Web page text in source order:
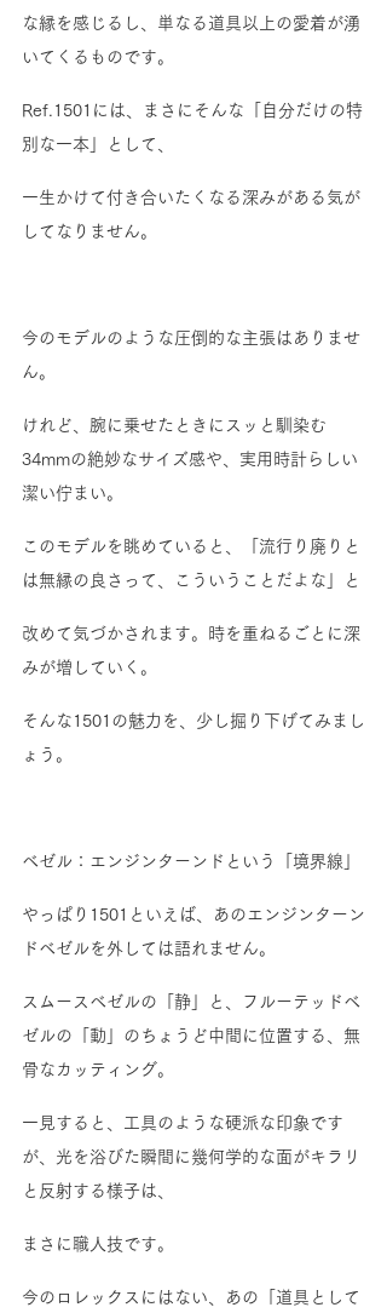
な縁を感じるし、単なる道具以上の愛着が湧
いてくるものです。
Ref.1501には、まさにそんな「自分だけの特
別な一本」として、
一生かけて付き合いたくなる深みがある気が
してなりません。
今のモデルのような圧倒的な主張はありませ
ん。
けれど、腕に乗せたときにスッと馴染む
34mmの絶妙なサイズ感や、実用時計らしい
潔い佇まい。
このモデルを眺めていると、「流行り廃りと
は無縁の良さって、こういうことだよな」と
改めて気づかされます。時を重ねるごとに深
みが増していく。
そんな1501の魅力を、少し掘り下げてみまし
ょう。
ベゼル：エンジンターンドという「境界線」
やっぱり1501といえば、あのエンジンターン
ドベゼルを外しては語れません。
スムースベゼルの「静」と、フルーテッドベ
ゼルの「動」のちょうど中間に位置する、無
骨なカッティング。
一見すると、工具のような硬派な印象です
が、光を浴びた瞬間に幾何学的な面がキラリ
と反射する様子は、
まさに職人技です。
今のロレックスにはない、あの「道具として